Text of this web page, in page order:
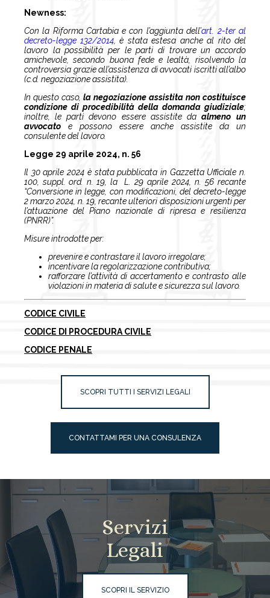
Newness:
Con la Riforma Cartabia e con l’aggiunta dell’art. 2-ter al
decreto-legge 132/2014 , è stata estesa anche al rito del
lavoro la possibilità per le parti di trovare un accordo
amichevole, secondo buona fede e lealtà, risolvendo la
controversia grazie all’assistenza di avvocati iscritti all’albo
(c.d. negoziazione assistita).
In questo caso, la negoziazione assistita non costituisce
condizione di procedibilità della domanda giudiziale;
inoltre, le parti devono essere assistite da almeno un
avvocato e possono essere anche assistite da un
consulente del lavoro.
Legge 29 aprile 2024, n. 56
Il 30 aprile 2024 è stata pubblicata in Gazzetta Ufficiale n.
100, suppl. ord. n. 19, la
L. 29 aprile 2024, n. 56 recante
“Conversione in legge, con modificazioni, del decreto-legge
2 marzo 2024, n. 19, recante ulteriori disposizioni urgenti per
l’attuazione del Piano nazionale di ripresa e resilienza
(PNRR)”.
Misure introdotte per:
prevenire e contrastare il lavoro irregolare;
incentivare la regolarizzazione contributiva;
rafforzare l’attività di accertamento e contrasto alle
violazioni in materia di salute e sicurezza sul lavoro.
CODICE CIVILE
CODICE DI PROCEDURA CIVILE
CODICE PENALE
SCOPRI TUTTI I SERVIZI LEGALI
CONTATTAMI PER UNA CONSULENZA
Servizi
Legali
SCOPRI IL SERVIZIO